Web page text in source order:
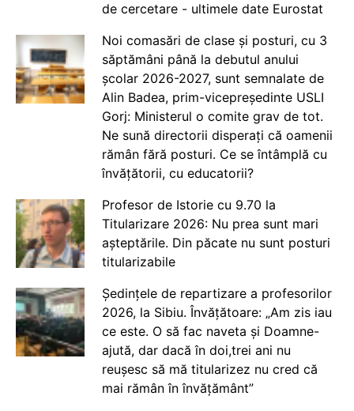
de cercetare - ultimele date Eurostat
Noi comasări de clase și posturi, cu 3
săptămâni până la debutul anului
școlar 2026-2027, sunt semnalate de
Alin Badea, prim-vicepreședinte USLI
Gorj: Ministerul o comite grav de tot.
Ne sună directorii disperați că oamenii
rămân fără posturi. Ce se întâmplă cu
învățătorii, cu educatorii?
Profesor de Istorie cu 9.70 la
Titularizare 2026: Nu prea sunt mari
așteptările. Din păcate nu sunt posturi
titularizabile
Ședințele de repartizare a profesorilor
2026, la Sibiu. Învățătoare: „Am zis iau
ce este. O să fac naveta și Doamne-
ajută, dar dacă în doi,trei ani nu
reușesc să mă titularizez nu cred că
mai rămân în învățământ”